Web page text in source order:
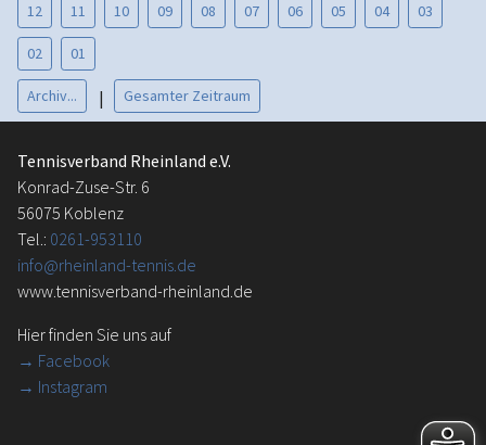
12 11 10 09 08 07 06 05 04 03
02 01
Archiv... | Gesamter Zeitraum
Tennisverband Rheinland e.V.
Konrad-Zuse-Str. 6
56075 Koblenz
Tel.: 0261-953110
info@rheinland-tennis.de
www.tennisverband-rheinland.de
Hier finden Sie uns auf
→ Facebook
→ Instagram